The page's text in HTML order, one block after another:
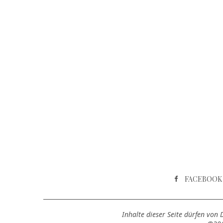
FACEBOOK
Inhalte dieser Seite dürfen von